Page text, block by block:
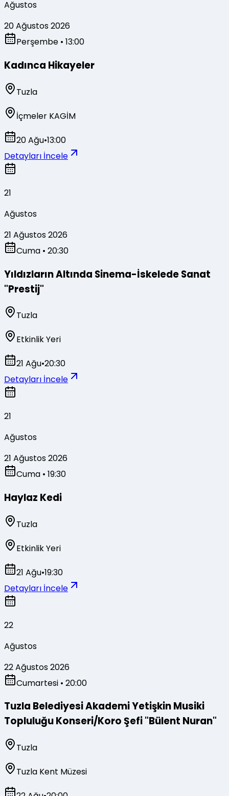
Ağustos
20 Ağustos 2026
Perşembe • 13:00
Kadınca Hikayeler
Tuzla
İçmeler KAGİM
20 Ağu•13:00
Detayları İncele
21
Ağustos
21 Ağustos 2026
Cuma • 20:30
Yıldızların Altında Sinema-İskelede Sanat
"Prestij"
Tuzla
Etkinlik Yeri
21 Ağu•20:30
Detayları İncele
21
Ağustos
21 Ağustos 2026
Cuma • 19:30
Haylaz Kedi
Tuzla
Etkinlik Yeri
21 Ağu•19:30
Detayları İncele
22
Ağustos
22 Ağustos 2026
Cumartesi • 20:00
Tuzla Belediyesi Akademi Yetişkin Musiki
Topluluğu Konseri/Koro Şefi "Bülent Nuran"
Tuzla
Tuzla Kent Müzesi